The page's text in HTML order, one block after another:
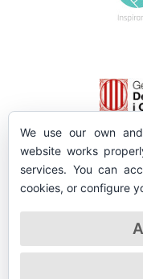
We use our own
website works
services. You can
cookies, or configure